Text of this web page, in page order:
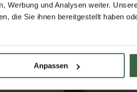
Werbung und Analysen weiter.
die Sie ihnen bereitgestellt haben
Anpassen
und